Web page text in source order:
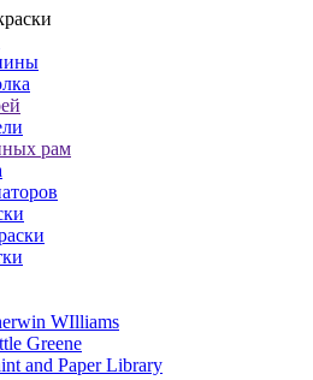
рам
WIlliams
Greene
and Paper Library